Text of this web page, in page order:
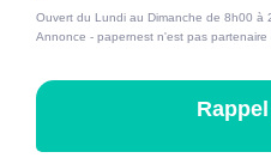
Ouvert du Lundi au Dimanche de 8h00 à
Annonce - papernest n'est pas partenaire